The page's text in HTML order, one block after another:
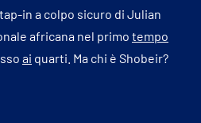
in a colpo sicuro di Julian
africana nel primo tempo
ai quarti. Ma chi è Shobeir?